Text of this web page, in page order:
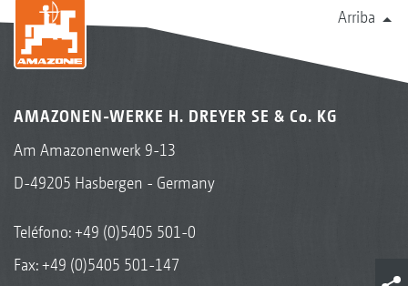
Arriba
AMAZONEN-WERKE H. DREYER SE & Co. KG
Am Amazonenwerk 9-13
D-49205 Hasbergen - Germany
Teléfono:+49 (0)5405 501-0
Fax: +49 (0)5405 501-147